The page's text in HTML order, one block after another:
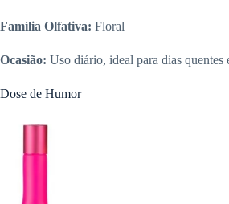
Família Olfativa: Floral
Ocasião: Uso diário, ideal para dias quentes
Dose de Humor